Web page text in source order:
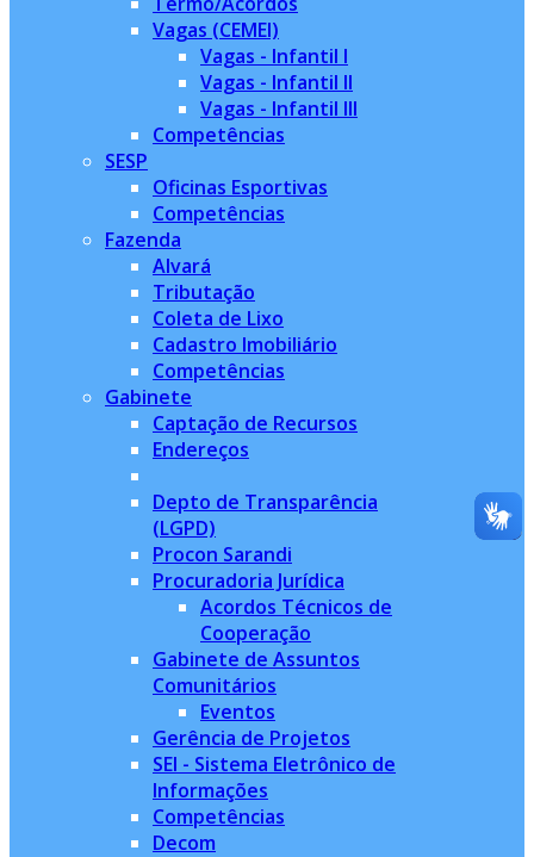
Vagas (CEMEI)
Vagas - Infantil I
Vagas - Infantil II
Vagas - Infantil III
Competências
SESP
Oficinas Esportivas
Competências
Fazenda
Alvará
Tributação
Coleta de Lixo
Cadastro Imobiliário
Competências
Gabinete
Captação de Recursos
Endereços
Depto de Transparência
(LGPD)
Procon Sarandi
Procuradoria Jurídica
Acordos Técnicos de
Cooperação
Gabinete de Assuntos
Comunitários
Eventos
Gerência de Projetos
SEI - Sistema Eletrônico de
Informações
Competências
Decom